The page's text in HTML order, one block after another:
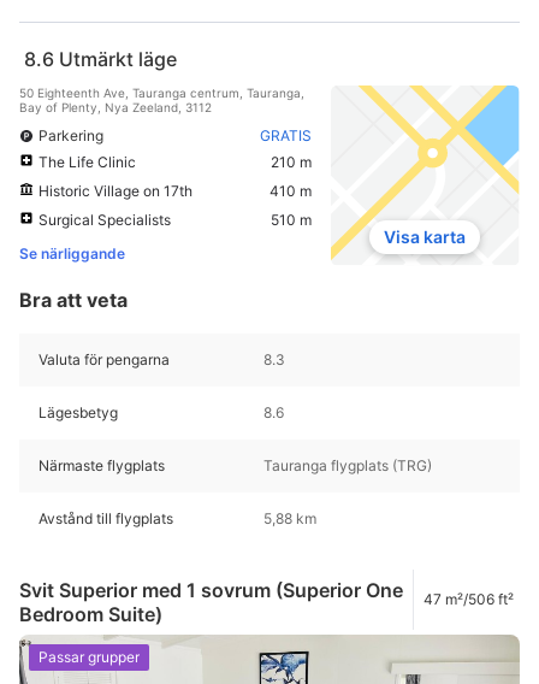
8.6 Utmärkt läge
50 Eighteenth Ave, Tauranga centrum, Tauranga,
Bay of Plenty, Nya Zeeland, 3112
Parkering
GRATIS
The Life Clinic
210 m
Historic Village on 17th
410 m
Surgical Specialists
510 m
Se närliggande
Visa karta
Bra att veta
Valuta för pengarna 8.3
Lägesbetyg 8.6
Närmaste flygplats Tauranga flygplats (TRG)
Avstånd till flygplats 5,88 km
Svit Superior med 1 sovrum (Superior One
Bedroom Suite)
47 m²/506 ft²
Passar grupper